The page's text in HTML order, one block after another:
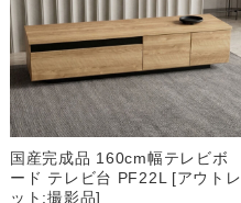
国産完成品 160cm幅テレビボ
ード テレビ台 PF22L [アウトレ
ット:撮影品]